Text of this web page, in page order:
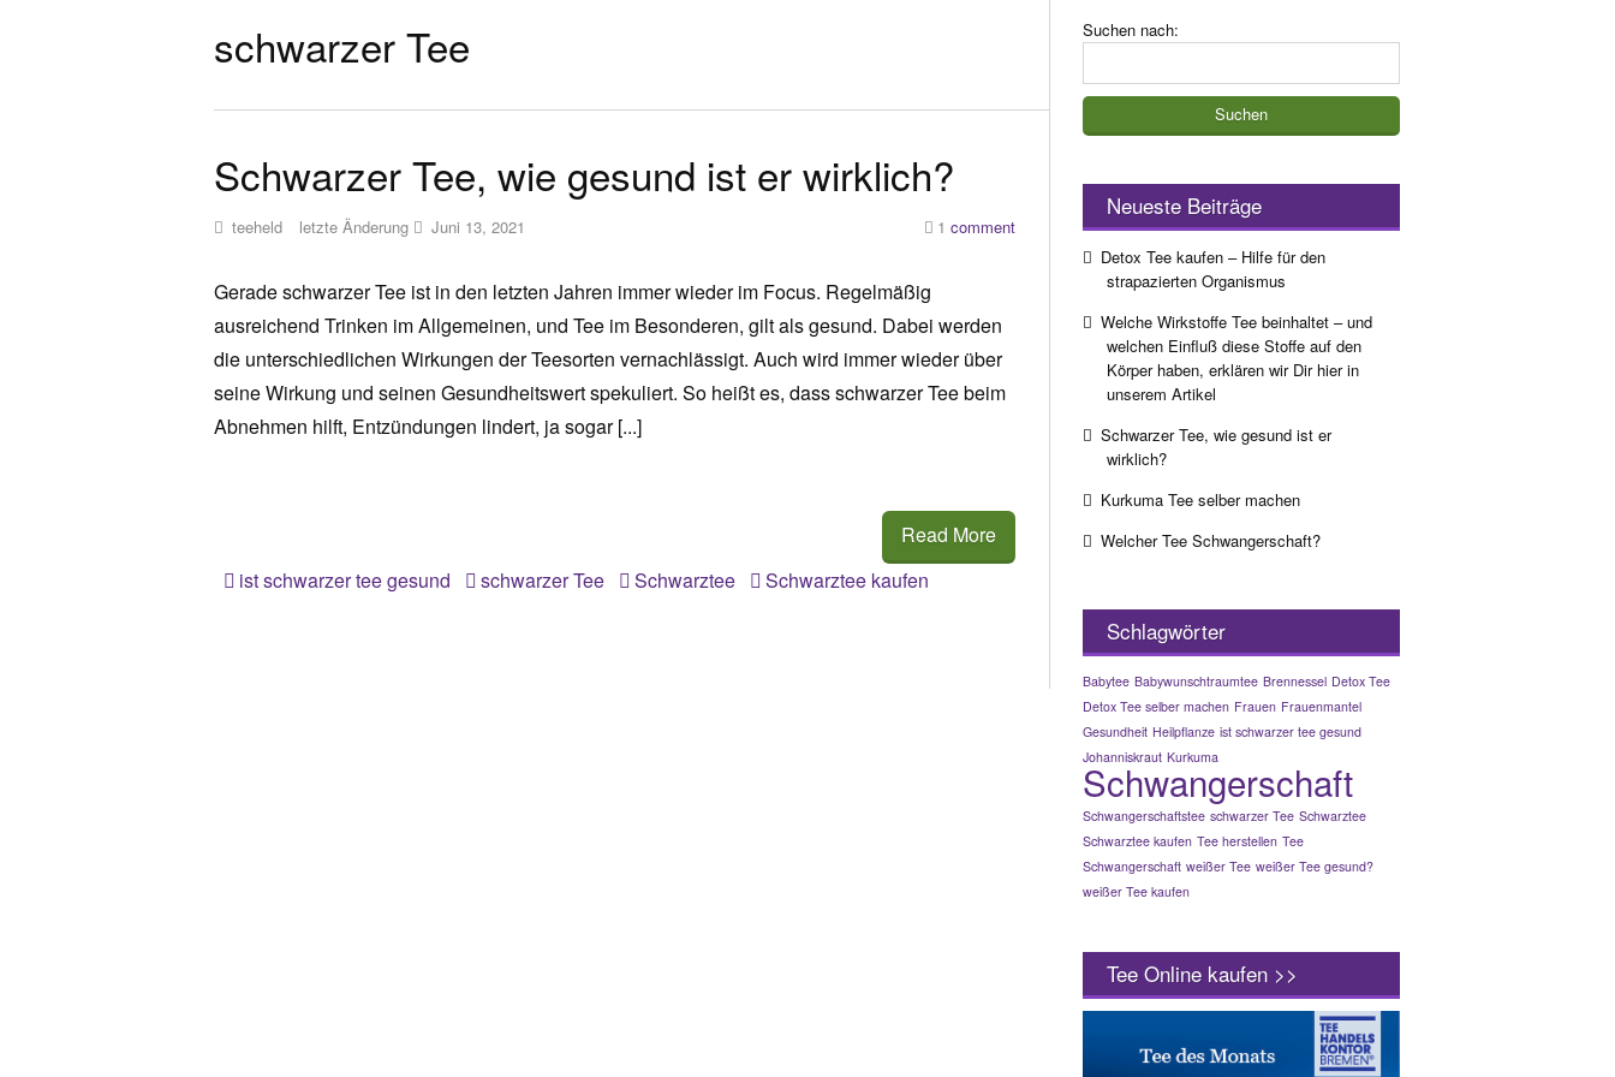
schwarzer Tee
Schwarzer Tee, wie gesund ist er wirklich?
teeheld letzte Änderung Juni 13, 2021 1 comment
Gerade schwarzer Tee ist in den letzten Jahren immer wieder im Focus. Regelmäßig
ausreichend Trinken im Allgemeinen, und Tee im Besonderen, gilt als gesund. Dabei werden
die unterschiedlichen Wirkungen der Teesorten vernachlässigt. Auch wird immer wieder über
seine Wirkung und seinen Gesundheitswert spekuliert. So heißt es, dass schwarzer Tee beim
Abnehmen hilft, Entzündungen lindert, ja sogar [...]
Read More
ist schwarzer tee gesund
schwarzer Tee Schwarztee Schwarztee kaufen
Suchen nach:
Neueste Beiträge
Detox Tee kaufen – Hilfe für den
strapazierten Organismus
Welche Wirkstoffe Tee beinhaltet – und
welchen Einfluß diese Stoffe auf den
Körper haben, erklären wir Dir hier in
unserem Artikel
Schwarzer Tee, wie gesund ist er
wirklich?
Kurkuma Tee selber machen
Welcher Tee Schwangerschaft?
Schlagwörter
Babytee Babywunschtraumtee Brennessel Detox Tee
Detox Tee selber machen Frauen Frauenmantel
Gesundheit Heilpflanze ist schwarzer tee gesund
Johanniskraut Kurkuma
Schwangerschaft
Schwangerschaftstee schwarzer Tee Schwarztee
Schwarztee kaufen Tee herstellen Tee
Schwangerschaft weißer Tee weißer Tee gesund?
weißer Tee kaufen
Tee Online kaufen >>